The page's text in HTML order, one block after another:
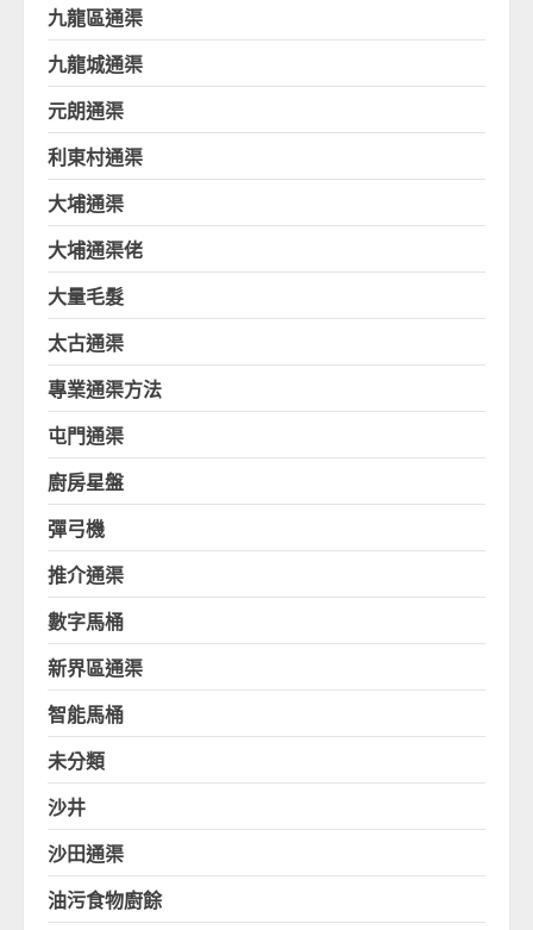
九龍區通渠
九龍城通渠
元朗通渠
利東村通渠
大埔通渠
大埔通渠佬
大量毛髮
太古通渠
專業通渠方法
屯門通渠
廚房星盤
彈弓機
推介通渠
數字馬桶
新界區通渠
智能馬桶
未分類
沙井
沙田通渠
油污食物廚餘